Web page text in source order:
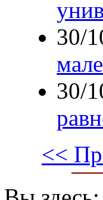
30/
30/
<<